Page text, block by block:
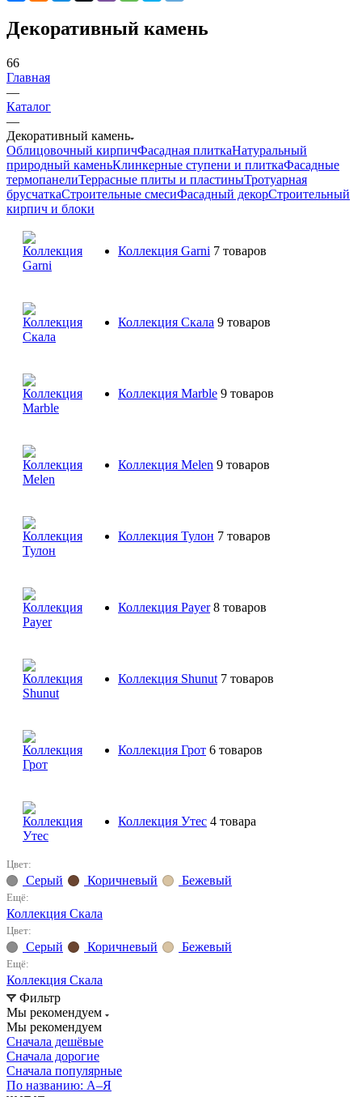
Декоративный камень
66
Главная
—
Каталог
—
Декоративный камень
Облицовочный кирпичФасадная плиткаНатуральный
природный каменьКлинкерные ступени и плиткаФасадные
термопанелиТеррасные плиты и пластиныТротуарная
брусчаткаСтроительные смесиФасадный декорСтроительный
кирпич и блоки
Коллекция Garni 7 товаров
Коллекция Скала 9 товаров
Коллекция Marble 9 товаров
Коллекция Melen 9 товаров
Коллекция Тулон 7 товаров
Коллекция Payer 8 товаров
Коллекция Shunut 7 товаров
Коллекция Грот 6 товаров
Коллекция Утес 4 товара
Цвет:
Серый Коричневый Бежевый
Ещё:
Коллекция Скала
Цвет:
Серый Коричневый Бежевый
Ещё:
Коллекция Скала
Фильтр
Мы рекомендуем
Мы рекомендуем
Сначала дешёвые
Сначала дорогие
Сначала популярные
По названию: А–Я